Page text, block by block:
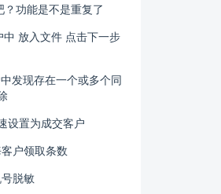
功能是不是重复了
放入文件 点击下一步
发现存在一个或多个同
设置为成交客户
户领取条数
脱敏